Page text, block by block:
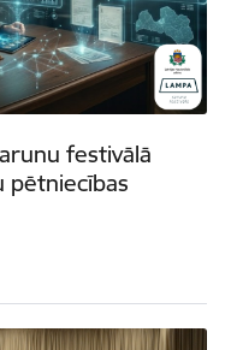
festivālā
pētniecības